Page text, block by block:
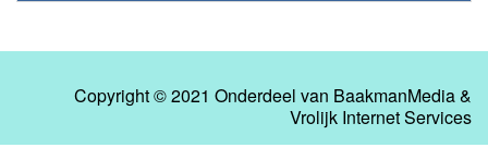
Copyright © 2021 Onderdeel van BaakmanMedia&
Vrolijk Internet Services